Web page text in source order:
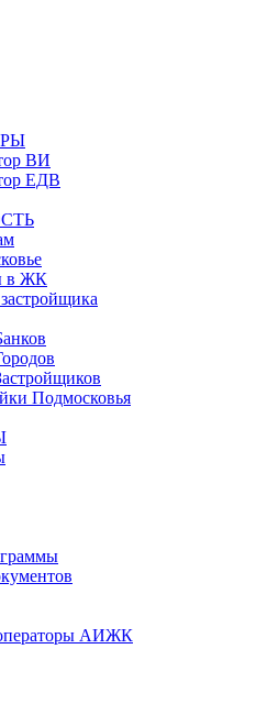
ВИ
ЕДВ
в ЖК
Подмосковья
АИЖК